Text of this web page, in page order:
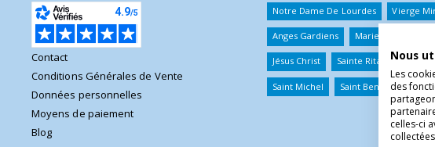
Contact
Conditions Générales de Vente
Données personnelles
Moyens de paiement
Blog
Notre Dame De Lourdes Vierge
Anges Gardiens Marie Qui Défait
Jésus Christ Sainte Rita Sainte
Saint Michel Saint Benoît Saint
Nous
Les
des
celles-ci